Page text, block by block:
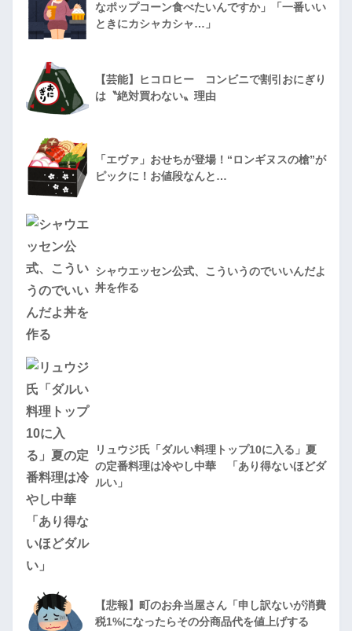
なポップコーン食べたいんですか」「一番いい
ときにカシャカシャ…」
【芸能】ヒコロヒー コンビニで割引おにぎり
は〝絶対買わない〟理由
「エヴァ」おせちが登場！“ロンギヌスの槍”が
ピックに！お値段なんと…
シャウエッセン公式、こういうのでいいんだよ
丼を作る
リュウジ氏「ダルい料理トップ10に入る」夏
の定番料理は冷やし中華 「あり得ないほどダ
ルい」
【悲報】町のお弁当屋さん「申し訳ないが消費
税1%になったらその分商品代を値上げする